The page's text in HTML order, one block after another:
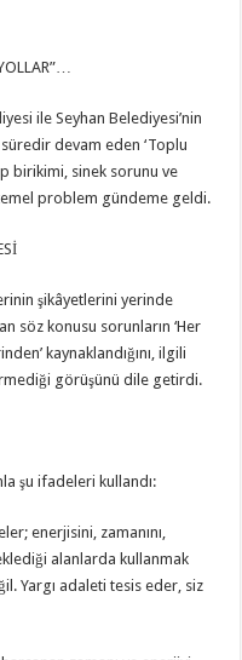
ile Seyhan Belediyesi’nin
devam eden ‘Toplu
birikimi, sinek sorunu ve
problem gündeme geldi.
şikâyetlerini yerinde
söz konusu sorunların ‘Her
kaynaklandığını, ilgili
görüşünü dile getirdi.
şu ifadeleri kullandı:
enerjisini, zamanını,
alanlarda kullanmak
Yargı adaleti tesis eder, siz